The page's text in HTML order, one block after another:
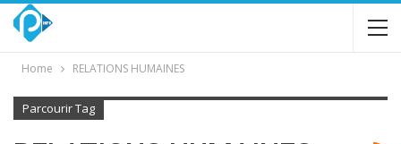
Home RELATIONS HUMAINES
Parcourir Tag